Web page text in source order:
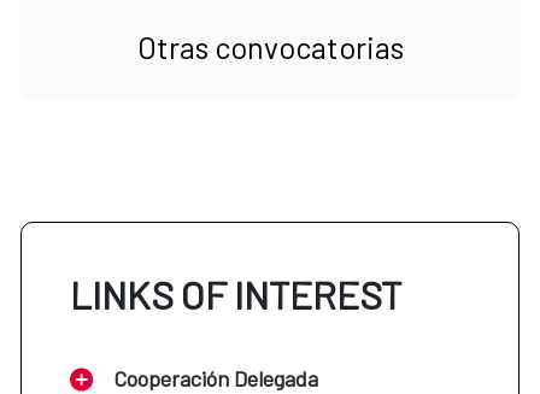
Otras convocatorias
LINKS OF INTEREST
Cooperación Delegada